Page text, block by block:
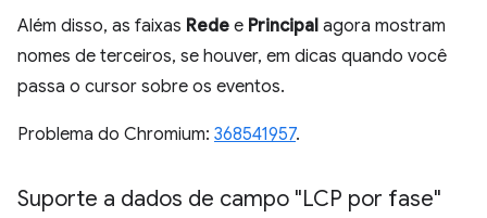
Além disso, as faixas Rede e Principal agora mostram
nomes de terceiros, se houver, em dicas quando você
passa o cursor sobre os eventos.
Problema do Chromium: 368541957.
Suporte a dados de campo "LCP por fase"